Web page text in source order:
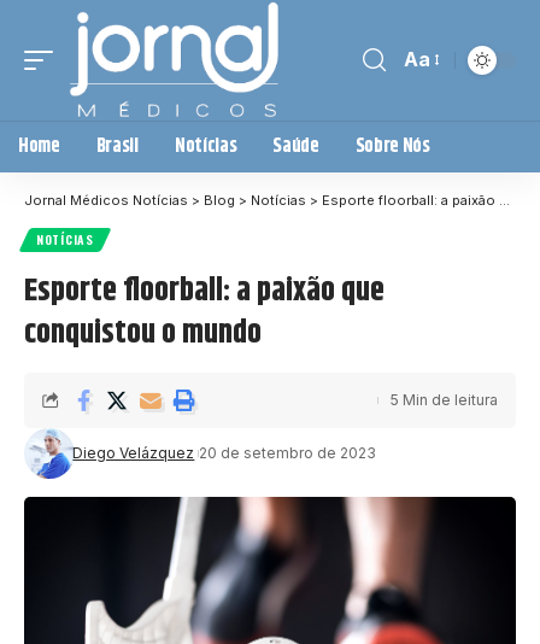
Aa
Home Brasil Notícias Saúde Sobre Nós
Jornal Médicos Notícias > Blog > Notícias > Esporte floorball: a paixão que conquistou o mundo
NOTÍCIAS
Esporte floorball: a paixão que
conquistou o mundo
Diego Velázquez 20 de setembro de 2023
5 Min de leitura